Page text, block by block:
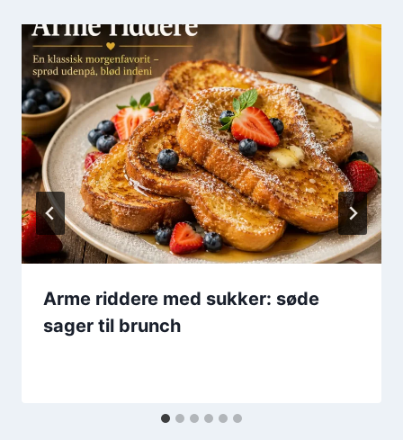
Arme riddere med sukker: søde
sager til brunch